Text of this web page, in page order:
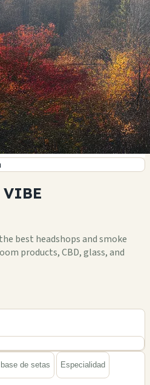
VIBE
best headshops and smoke
products, CBD, glass, and
de setas Especialidad